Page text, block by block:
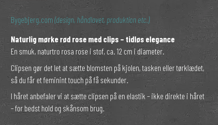
Bygebjerg.com(design, håndlavet, produktion etc.)
Naturlig mørke rød rose med clips – tidløs elegance
En smuk, naturtro rosa rose i stof, ca. 12 cm i diameter.
Clipsen gør det let at sætte blomsten på kjolen, tasken eller tørklædet,
så du får et feminint touch på få sekunder.
I håret anbefaler vi at sætte clipsen på en elastik – ikke direkte i håret
– for bedst hold og skånsom brug.